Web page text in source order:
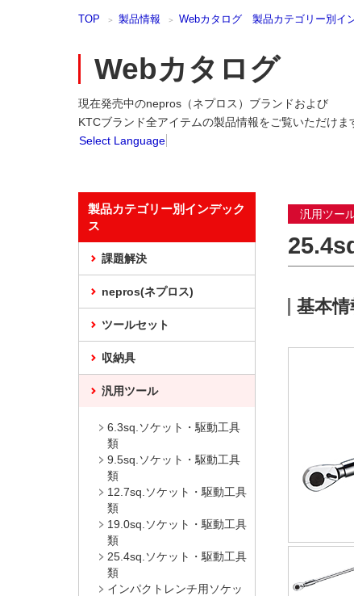
TOP 製品情報 Webカタログ 製品カテゴリー別イ
Webカタログ
現在発売中のnepros（ネプロス）ブランドおよび
KTCブランド全アイテムの製品情報をご覧いただけま
Select Language
汎用ツー
基本情
製品カテゴリー別インデック
ス
課題解決
nepros(ネプロス)
ツールセット
収納具
汎用ツール
6.3sq.ソケット・駆動工具
類
9.5sq.ソケット・駆動工具
類
12.7sq.ソケット・駆動工具
類
19.0sq.ソケット・駆動工具
類
25.4sq.ソケット・駆動工具
類
インパクトレンチ用ソケッ